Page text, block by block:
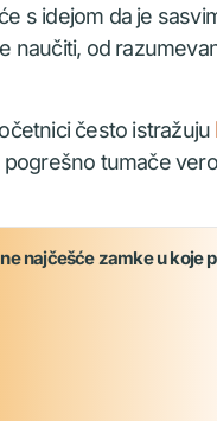
s idejom da je
naučiti, od
često istražuju
tumače
najčešće zamke u koje